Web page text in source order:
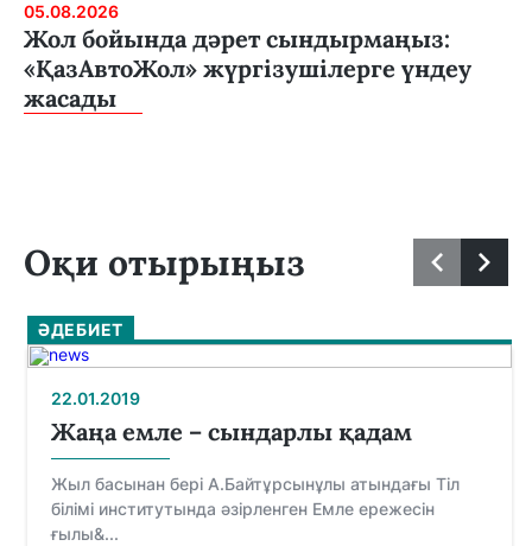
05.08.2026
Жол бойында дәрет сындырмаңыз:
«ҚазАвтоЖол» жүргізушілерге үндеу
жасады
Оқи отырыңыз
ӘДЕБИЕТ
22.01.2019
Жаңа емле – сындарлы қадам
Жыл басынан бері А.Байтұрсынұлы атын­дағы Тіл
білімі институтында әзірленген Емле ережесін
ғылы&...